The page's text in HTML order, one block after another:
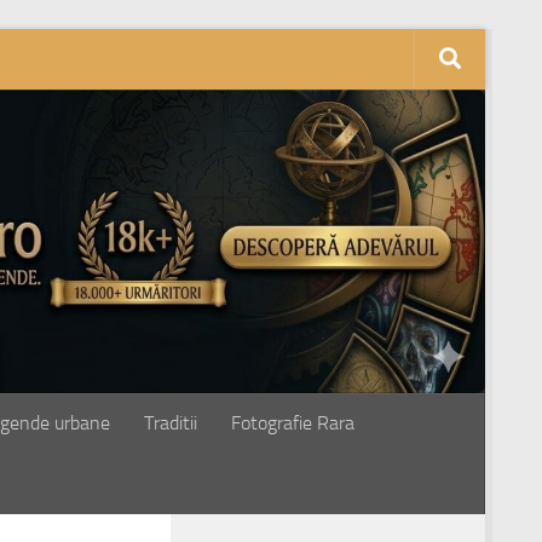
urbane Traditii Fotografie Rara